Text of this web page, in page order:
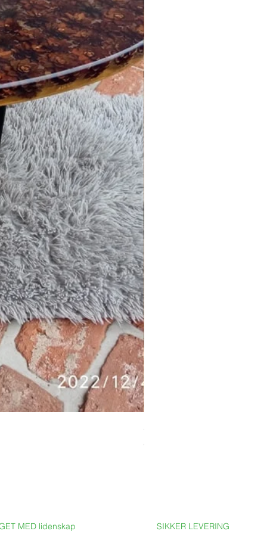
Stor ekbord med epoxy-resin
Pris
69 900,00 SEK
MED lidenskap SIKKER LEVERING